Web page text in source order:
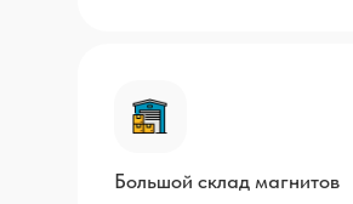
Большой склад магнитов